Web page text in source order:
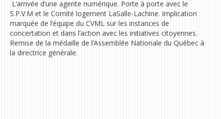
L‘arrivée d’une agente numérique. Porte à porte avec le
S.P.V.M et le Comité logement LaSalle-Lachine. Implication
marquée de l’équipe du CVML sur les instances de
concertation et dans l’action avec les initiatives citoyennes.
Remise de la médaille de l’Assemblée Nationale du Québec à
la directrice générale.